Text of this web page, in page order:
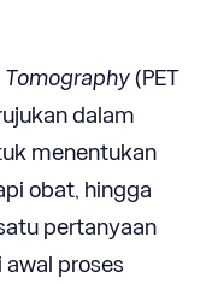
Tomography(PET
dalam
menentukan
obat, hingga
pertanyaan
proses